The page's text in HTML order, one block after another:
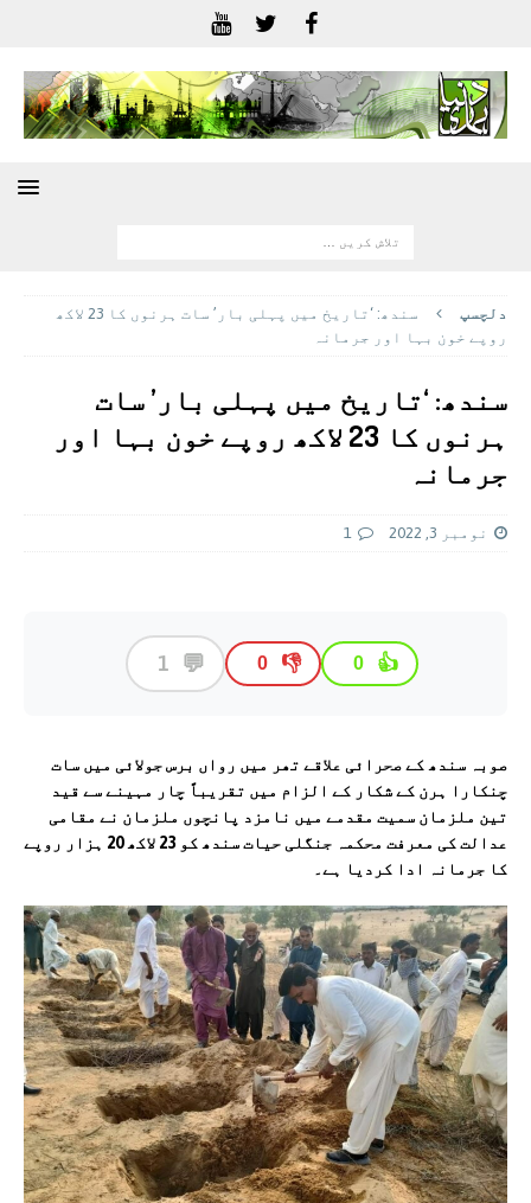
دلچسپ
سندھ: ‘تاریخ میں پہلی بار’ سات ہرنوں کا 23 لاکھ
روپے خون بہا اور جرمانہ
سندھ: ‘تاریخ میں پہلی بار’ سات
ہرنوں کا 23 لاکھ روپے خون بہا اور
جرمانہ
نومبر 3, 2022 1
👍
0
👎
0
💬
1
صوبہ سندھ کے صحرائی علاقے تھر میں رواں برس جولائی میں سات
چنکارا ہرن کے شکار کے الزام میں تقریباً چار مہینے سے قید
تین ملزمان سمیت مقدمے میں نامزد پانچوں ملزمان نے مقامی
عدالت کی معرفت محکمہ جنگلی حیات سندھ کو 23 لاکھ 20 ہزار روپے
کا جرمانہ ادا کردیا ہے۔